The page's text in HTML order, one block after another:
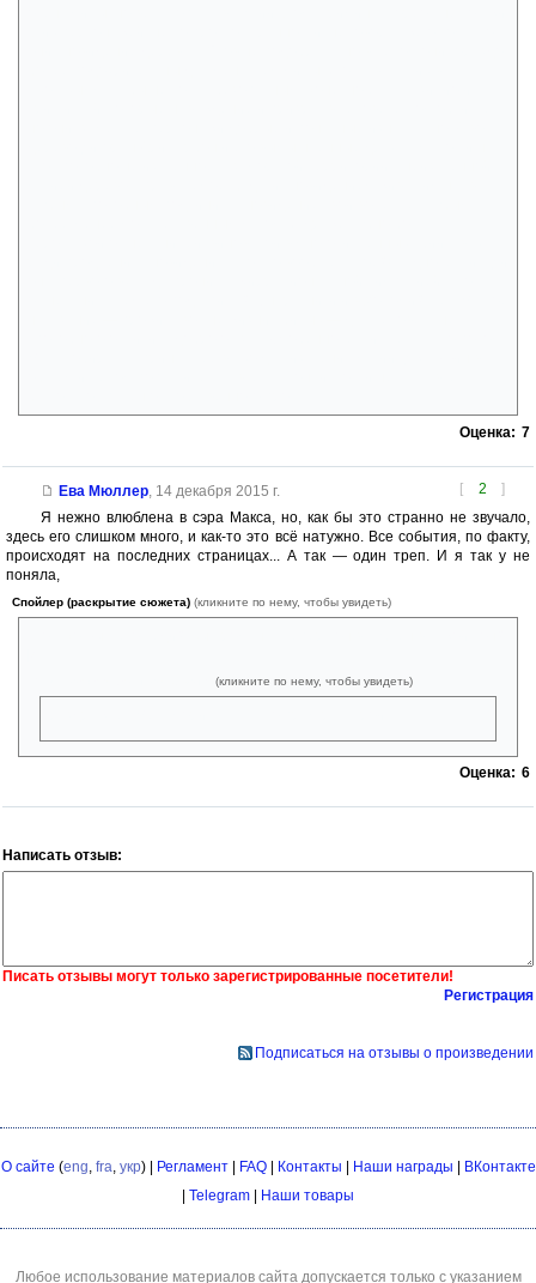
Оценка: 7
[ 2 ]
Ева Мюллер, 14 декабря 2015 г.
Я нежно влюблена в сэра Макса, но, как бы это странно не звучало,
здесь его слишком много, и как-то это всё натужно. Все события, по факту,
происходят на последних страницах... А так — один треп. И я так у не
поняла,
Спойлер (раскрытие сюжета) (кликните по нему, чтобы увидеть)
(кликните по нему, чтобы увидеть)
Оценка: 6
Написать отзыв:
Писать отзывы могут только зарегистрированные посетители!
Регистрация
Подписаться на отзывы о произведении
О сайте (eng fra укр) | Регламент| FAQ| Контакты | Наши награды | ВКонтакте
| Telegram | Наши товары
Любое использование материалов сайта допускается только с указанием